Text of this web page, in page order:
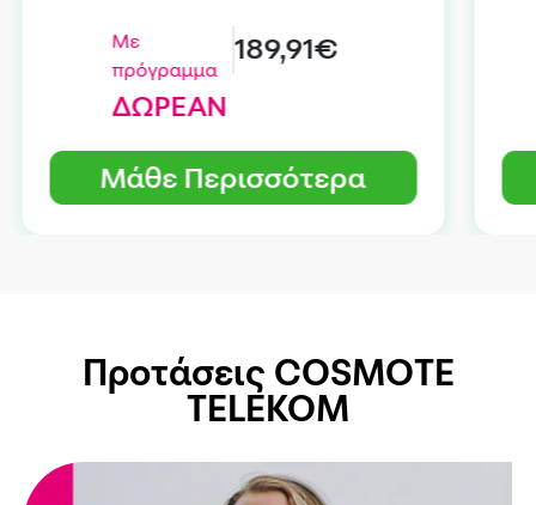
Με
πρόγραμμα
ΔΩΡΕΑΝ
189,91€
Μάθε Περισσότερα
Προτάσεις COSMOTE
TELEKOM